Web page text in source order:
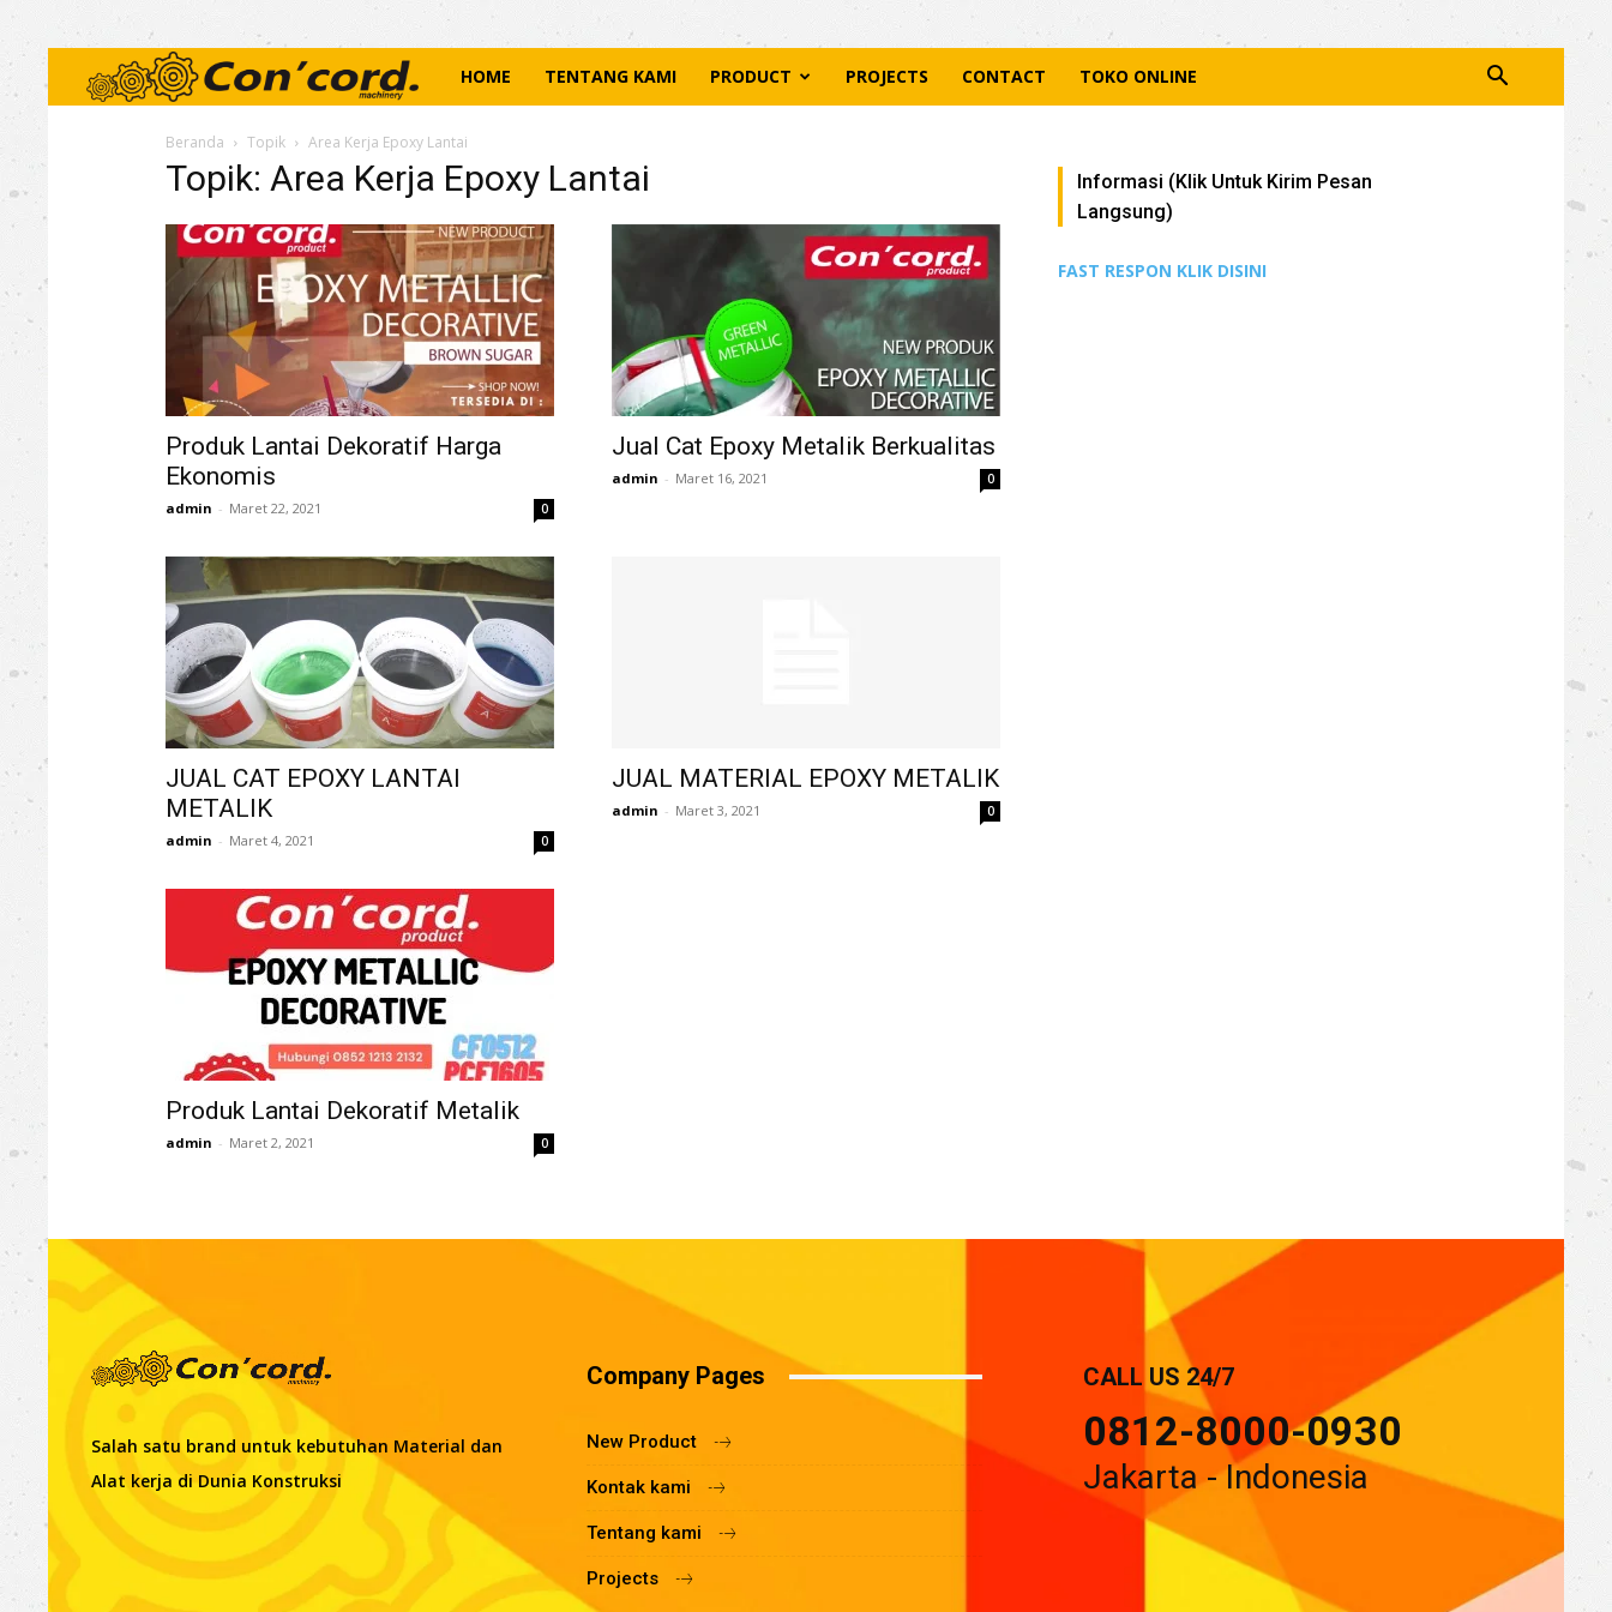
Concord
Mechinery
HOME TENTANG KAMI PRODUCT PROJECTS CONTACT TOKO ONLINE
Beranda Topik Area Kerja Epoxy Lantai
Topik: Area Kerja Epoxy Lantai
Produk Lantai Dekoratif Harga
Ekonomis
admin - Maret 22, 2021 0
Jual Cat Epoxy Metalik Berkualitas
admin - Maret 16, 2021 0
JUAL CAT EPOXY LANTAI
METALIK
admin - Maret 4, 2021 0
JUAL MATERIAL EPOXY METALIK
admin - Maret 3, 2021 0
Produk Lantai Dekoratif Metalik
admin - Maret 2, 2021 0
Informasi (Klik Untuk Kirim Pesan
Langsung)
FAST RESPON KLIK DISINI
Salah satu brand untuk kebutuhan Material dan
Alat kerja di Dunia Konstruksi
Company Pages
New Product
Kontak kami
Tentang kami
Projects
CALL US 24/7
0812-8000-0930
Jakarta - Indonesia